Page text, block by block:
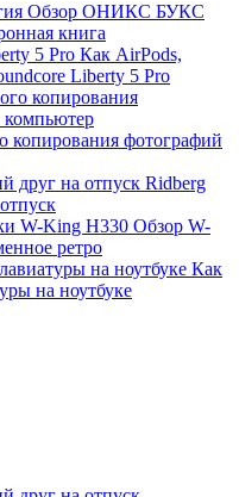
Обзор ОНИКС БУКС
книга
Как AirPods,
Liberty 5 Pro
копирования фотографий
Ridberg
Обзор W-
ретро
Как
на ноутбуке